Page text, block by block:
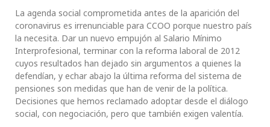
La agenda social comprometida antes de la aparición del
coronavirus es irrenunciable para CCOO porque nuestro país
la necesita. Dar un nuevo empujón al Salario Mínimo
Interprofesional, terminar con la reforma laboral de 2012
cuyos resultados han dejado sin argumentos a quienes la
defendían, y echar abajo la última reforma del sistema de
pensiones son medidas que han de venir de la política.
Decisiones que hemos reclamado adoptar desde el diálogo
social, con negociación, pero que también exigen valentía.